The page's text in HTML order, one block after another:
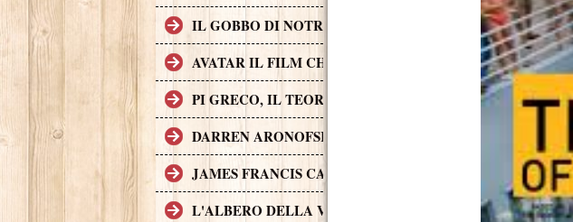
IL GOBBO DI NOTRE DAME (ANIMAZIONE)
AVATAR IL FILM CHE HA INCASSATO DI PIÙ NELLA
PI GRECO, IL TEOREMA DEL DELIRIO
DARREN ARONOFSKY
JAMES FRANCIS CAMERON
L'ALBERO DELLA VITA